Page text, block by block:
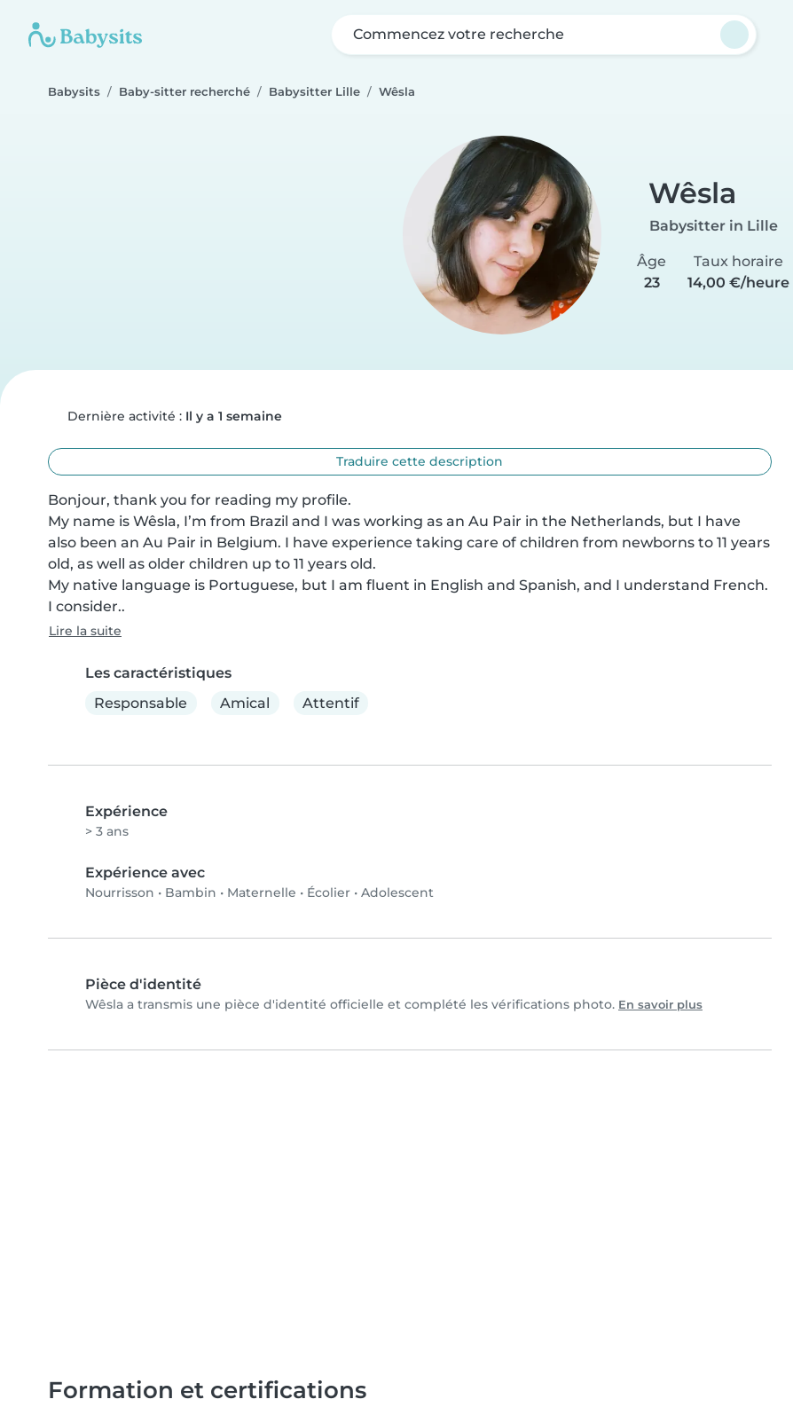
Commencez votre recherche
Babysits Baby-sitter recherché Babysitter Lille Wêsla
Wêsla
Babysitter in Lille
Âge
23
Taux horaire
14,00 €/heure
Dernière activité : Il y a 1 semaine
Traduire cette description
Bonjour, thank you for reading my profile.
My name is Wêsla, I’m from Brazil and I was working as an Au Pair in the Netherlands, but I have
also been an Au Pair in Belgium. I have experience taking care of children from newborns to 11 years
old, as well as older children up to 11 years old.
My native language is Portuguese, but I am fluent in English and Spanish, and I understand French.
I consider..
Lire la suite
Les caractéristiques
Responsable
Amical Attentif
Expérience
> 3 ans
Expérience avec
Nourrisson • Bambin • Maternelle • Écolier • Adolescent
Pièce d'identité
Wêsla a transmis une pièce d'identité officielle et complété les vérifications photo. En savoir plus
Formation et certifications